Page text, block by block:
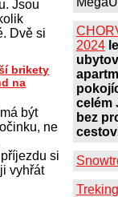
2024
celém
bez
Jsou
Dvě si
brikety
na
být
ne
si
vyhřát